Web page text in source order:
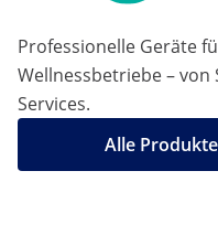
Professionelle Geräte
Wellnessbetriebe – von
Services.
Alle